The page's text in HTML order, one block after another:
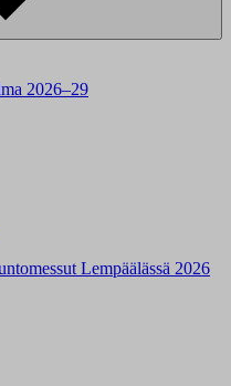
2026–29
Lempäälässä 2026